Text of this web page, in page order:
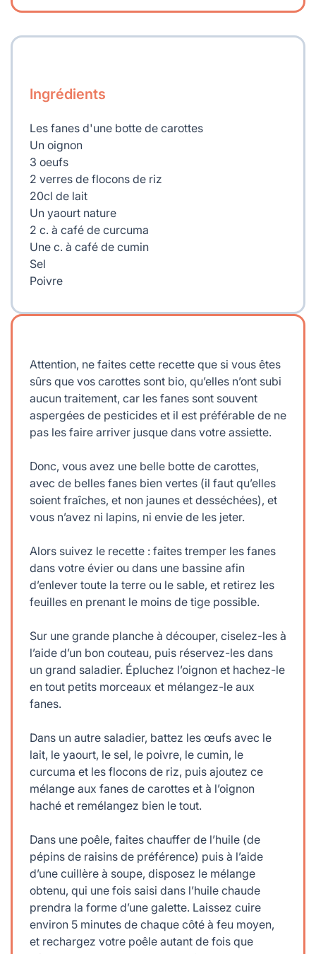
Ingrédients
Les fanes d'une botte de carottes
Un oignon
3 oeufs
2 verres de flocons de riz
20cl de lait
Un yaourt nature
2 c. à café de curcuma
Une c. à café de cumin
Sel
Poivre
Attention, ne faites cette recette que si vous êtes
sûrs que vos carottes sont bio, qu’elles n’ont subi
aucun traitement, car les fanes sont souvent
aspergées de pesticides et il est préférable de ne
pas les faire arriver jusque dans votre assiette.
Donc, vous avez une belle botte de carottes,
avec de belles fanes bien vertes (il faut qu’elles
soient fraîches, et non jaunes et desséchées), et
vous n’avez ni lapins, ni envie de les jeter.
Alors suivez le recette : faites tremper les fanes
dans votre évier ou dans une bassine afin
d’enlever toute la terre ou le sable, et retirez les
feuilles en prenant le moins de tige possible.
Sur une grande planche à découper, ciselez-les à
l’aide d’un bon couteau, puis réservez-les dans
un grand saladier. Épluchez l’oignon et hachez-le
en tout petits morceaux et mélangez-le aux
fanes.
Dans un autre saladier, battez les œufs avec le
lait, le yaourt, le sel, le poivre, le cumin, le
curcuma et les flocons de riz, puis ajoutez ce
mélange aux fanes de carottes et à l’oignon
haché et remélangez bien le tout.
Dans une poêle, faites chauffer de l’huile (de
pépins de raisins de préférence) puis à l’aide
d’une cuillère à soupe, disposez le mélange
obtenu, qui une fois saisi dans l’huile chaude
prendra la forme d’une galette. Laissez cuire
environ 5 minutes de chaque côté à feu moyen,
et rechargez votre poêle autant de fois que